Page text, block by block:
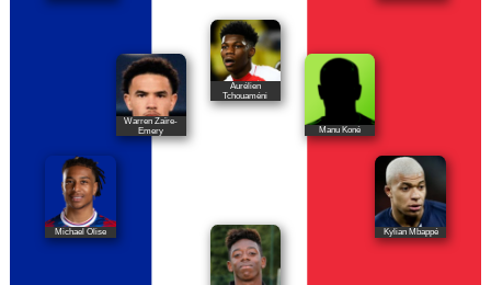
Aurélien
Tchouaméni
Warren Zaïre-
Emery
Manu Koné
Kylian Mbappé
Michael Olise